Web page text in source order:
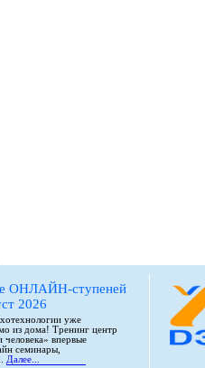
ОНЛАЙН-ступеней
2026
уже
из дома! Тренинг центр
впервые
семинары,
Далее...